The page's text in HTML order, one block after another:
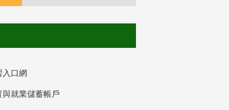
入口網
與就業儲蓄帳戶